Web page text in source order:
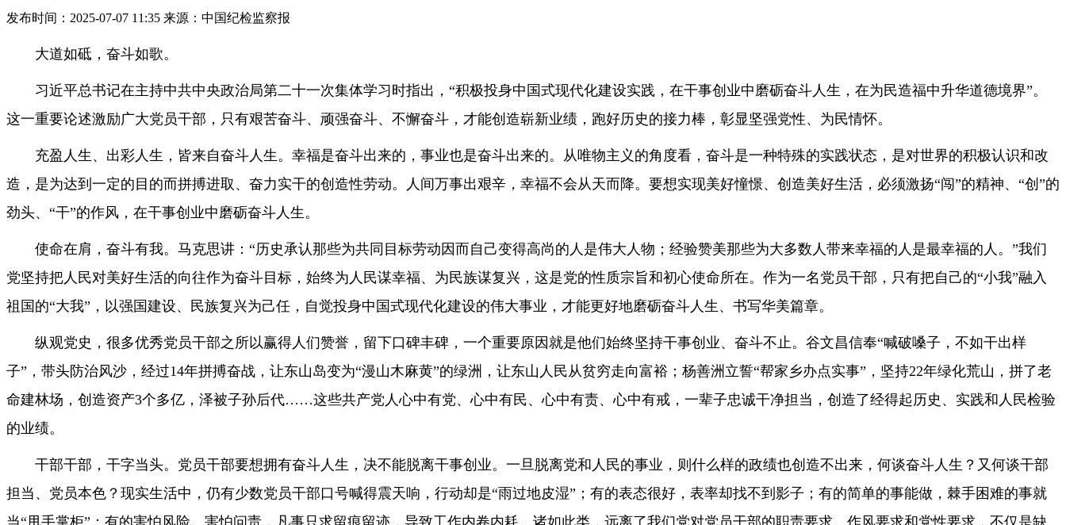
发布时间：2025-07-07 11:35 来源：中国纪检监察报
大道如砥，奋斗如歌。
习近平总书记在主持中共中央政治局第二十一次集体学习时指出，“积极投身中国式现代化建设实践，在干事创业中磨砺奋斗人生，在为民造福中升华道德境界”。
这一重要论述激励广大党员干部，只有艰苦奋斗、顽强奋斗、不懈奋斗，才能创造崭新业绩，跑好历史的接力棒，彰显坚强党性、为民情怀。
充盈人生、出彩人生，皆来自奋斗人生。幸福是奋斗出来的，事业也是奋斗出来的。从唯物主义的角度看，奋斗是一种特殊的实践状态，是对世界的积极认识和改
造，是为达到一定的目的而拼搏进取、奋力实干的创造性劳动。人间万事出艰辛，幸福不会从天而降。要想实现美好憧憬、创造美好生活，必须激扬“闯”的精神、“创”的
劲头、“干”的作风，在干事创业中磨砺奋斗人生。
使命在肩，奋斗有我。马克思讲：“历史承认那些为共同目标劳动因而自己变得高尚的人是伟大人物；经验赞美那些为大多数人带来幸福的人是最幸福的人。”我们
党坚持把人民对美好生活的向往作为奋斗目标，始终为人民谋幸福、为民族谋复兴，这是党的性质宗旨和初心使命所在。作为一名党员干部，只有把自己的“小我”融入
祖国的“大我”，以强国建设、民族复兴为己任，自觉投身中国式现代化建设的伟大事业，才能更好地磨砺奋斗人生、书写华美篇章。
纵观党史，很多优秀党员干部之所以赢得人们赞誉，留下口碑丰碑，一个重要原因就是他们始终坚持干事创业、奋斗不止。谷文昌信奉“喊破嗓子，不如干出样
子”，带头防治风沙，经过14年拼搏奋战，让东山岛变为“漫山木麻黄”的绿洲，让东山人民从贫穷走向富裕；杨善洲立誓“帮家乡办点实事”，坚持22年绿化荒山，拼了老
命建林场，创造资产3个多亿，泽被子孙后代……这些共产党人心中有党、心中有民、心中有责、心中有戒，一辈子忠诚干净担当，创造了经得起历史、实践和人民检验
的业绩。
干部干部，干字当头。党员干部要想拥有奋斗人生，决不能脱离干事创业。一旦脱离党和人民的事业，则什么样的政绩也创造不出来，何谈奋斗人生？又何谈干部
担当、党员本色？现实生活中，仍有少数党员干部口号喊得震天响，行动却是“雨过地皮湿”；有的表态很好，表率却找不到影子；有的简单的事能做，棘手困难的事就
当“甩手掌柜”；有的害怕风险、害怕问责，凡事只求留痕留迹，导致工作内卷内耗。诸如此类，远离了我们党对党员干部的职责要求、作风要求和党性要求，不仅是缺